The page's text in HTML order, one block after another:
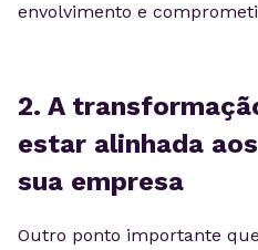
envolvimento e
2. A
estar alinhada
sua empresa
Outro ponto importante